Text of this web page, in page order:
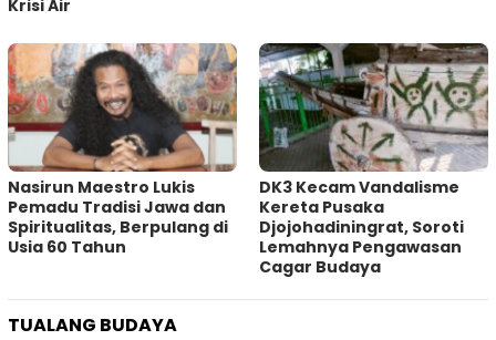
Krisi Air
‎Nasirun Maestro Lukis
Pemadu Tradisi Jawa dan
Spiritualitas, Berpulang di
Usia 60 Tahun
DK3 Kecam Vandalisme
Kereta Pusaka
Djojohadiningrat, Soroti
Lemahnya Pengawasan
Cagar Budaya
TUALANG BUDAYA